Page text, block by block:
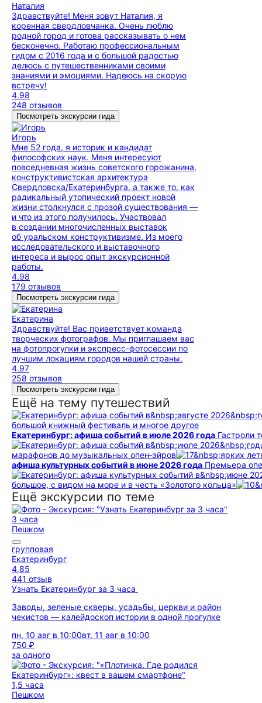
Наталия
Здравствуйте! Меня зовут Наталия, я
коренная свердловчанка. Очень люблю
родной город и готова рассказывать о нем
бесконечно. Работаю профессиональным
гидом с 2016 года и с большой радостью
делюсь с путешественниками своими
знаниями и эмоциями. Надеюсь на скорую
встречу!
4.98
248 отзывов
Посмотреть экскурсии гида
Игорь
Мне 52 года, я историк и кандидат
философских наук. Меня интересуют
повседневная жизнь советского горожанина,
конструктивистская архитектура
Свердловска/Екатеринбурга, а также то, как
радикальный утопический проект новой
жизни столкнулся с прозой существования —
и что из этого получилось. Участвовал
в создании многочисленных выставок
об уральском конструктивизме. Из моего
исследовательского и выставочного
интереса и вырос опыт экскурсионной
работы.
4.98
179 отзывов
Посмотреть экскурсии гида
Екатерина
Здравствуйте! Вас приветствует команда
творческих фотографов. Мы приглашаем вас
на фотопрогулки и экспресс-фотосессии по
лучшим локациям городов нашей страны.
4.97
258 отзывов
Посмотреть экскурсии гида
Ещё на тему путешествий
большой книжный фестиваль и многое другое
Екатеринбург: афиша событий в июле 2026 года Гастроли
марафонов до музыкальных опен‑эйров
афиша культурных событий в июне 2026 года Премьера
большое, с видом на море и в честь «Золотого кольца»
Ещё экскурсии по теме
3 часа
Пешком
групповая
Екатеринбург
4,85
441 отзыв
Узнать Екатеринбург за 3 часа
Заводы, зеленые скверы, усадьбы, церкви и район
чекистов — калейдоскоп истории в одной прогулке
пн, 10 авг в 10:00вт, 11 авг в 10:00
750 ₽
за одного
1,5 часа
Пешком